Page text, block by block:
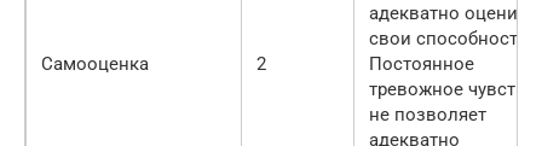
Самооценка 2
адекватно оценить
свои способности.
Постоянное
тревожное чувство
не позволяет
адекватно